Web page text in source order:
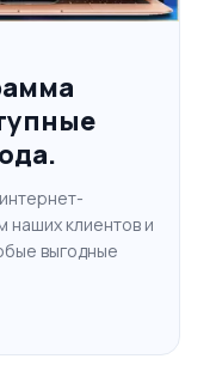
наших клиентов и
выгодные